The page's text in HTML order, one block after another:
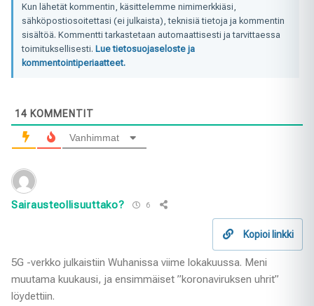
Kun lähetät kommentin, käsittelemme nimimerkkiäsi,
sähköpostiosoitettasi (ei julkaista), teknisiä tietoja ja kommentin
sisältöä. Kommentti tarkastetaan automaattisesti ja tarvittaessa
toimituksellisesti. Lue tietosuojaseloste ja
kommentointiperiaatteet.
14 KOMMENTIT
Vanhimmat
Sairausteollisuuttako? 6
Kopioi linkki
5G -verkko julkaistiin Wuhanissa viime lokakuussa. Meni
muutama kuukausi, ja ensimmäiset ”koronaviruksen uhrit”
löydettiin.